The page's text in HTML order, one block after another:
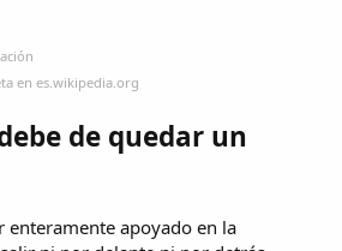
en es.wikipedia.org
de quedar un
enteramente apoyado en la